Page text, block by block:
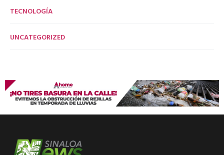
TECNOLOGÍA
UNCATEGORIZED